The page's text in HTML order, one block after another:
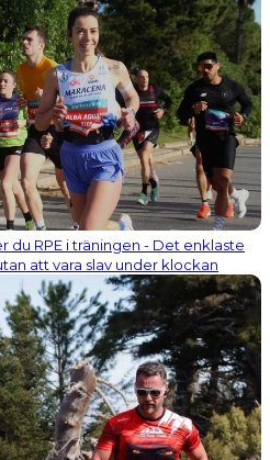
du RPE i träningen - Det enklaste
att vara slav under klockan